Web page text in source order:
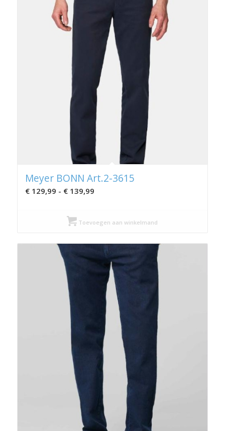
Meyer BONN Art.2-3615
€129,99 - €139,99Prijsklasse:
€ 139,99
Toevoegen aan winkelmand